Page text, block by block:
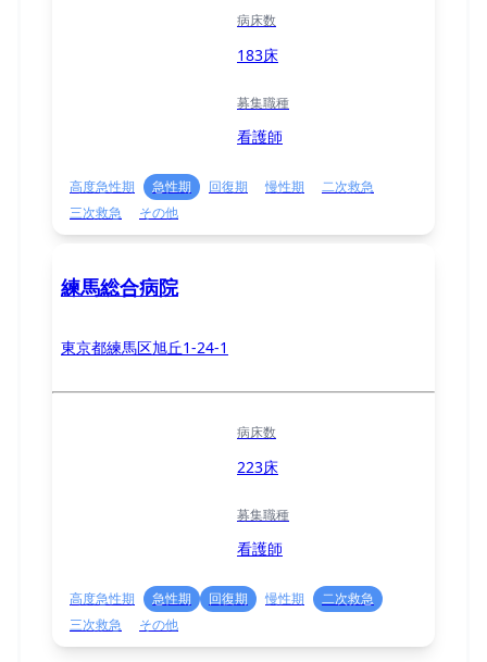
病床数
183床
募集職種
看護師
高度急性期 急性期 回復期 慢性期
二次救急
三次救急
その他
練馬総合病院
東京都練馬区旭丘1-24-1
病床数
223床
募集職種
看護師
高度急性期 急性期 回復期 慢性期
二次救急
三次救急
その他